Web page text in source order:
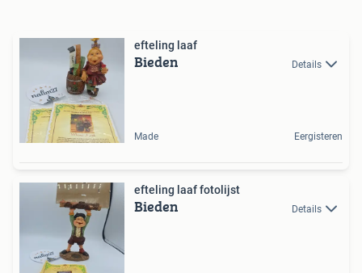
efteling laaf
Bieden Details
Made Eergisteren
efteling laaf fotolijst
Bieden Details